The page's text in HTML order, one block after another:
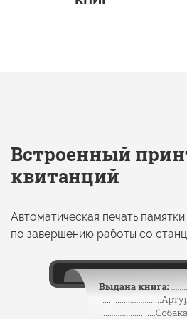
Встроенный
квитанций
Автоматическая печать памятки
по завершению работы со